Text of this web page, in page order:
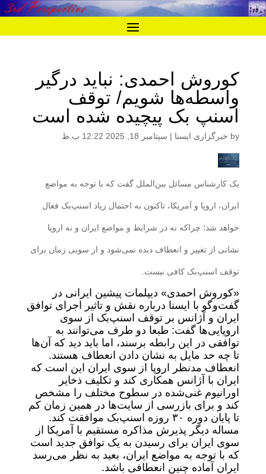
کوروش احمدی: نباید درگیر
واسطه‌ها شویم/ توقف
اسنپ بک پیچیده شده است
by خبرگزاری ایسنا | سپتامبر 18, 2025 12:22 ب.ظ
یک کارشناس مسائل بین‌الملل گفت که با توجه به مواضع
ایران، اروپا و آمریکا، تاکنون به احتمال زیاد اسنپ‌بک فعال
خواهد شد؛ چراکه نه در شرایط و مواضع ایران و نه اروپا
نشانی از تغییر و انعطاف دیده نمی‌شود و از سویی زمان برای
توقف اسنپ‌بک کافی نیست.
«کوروش احمدی» دیپلمات پیشین ایرانی در
گفت‌وگو با ایسنا درباره نقش و تاثیر اجرای توافق
ایران و آژانس بر توقف اسنپ‌بک از سوی
اروپایی‌ها گفت: طبعا دو طرف می‌توانند به
توافقی در این رابطه برسند، اما باید دید که آن‌ها
تا چه حد مایل‌ به نشان دادن انعطاف هستند.
انعطاف مدنظر اروپا از سوی ایران این است که
ایران با آژانس همکاری کند و تکلیف ذخایر
اورانیوم غنی‌شده در سطوح مختلف را مشخص
کند و برای بازرسی از سایت‌ها در همین زمان کم
تا پایان دوره ۳۰ روزه اسنپ‌بک موافقت کند.
مساله دیگر پذیرش مذاکره مستقیم با آمریکا از
سوی ایران برای رسیدن به یک توافق جدید است
که با توجه به مواضع ایران، بعید به نظر می‌رسد
ایران آماده چنین انعطافی باشد.